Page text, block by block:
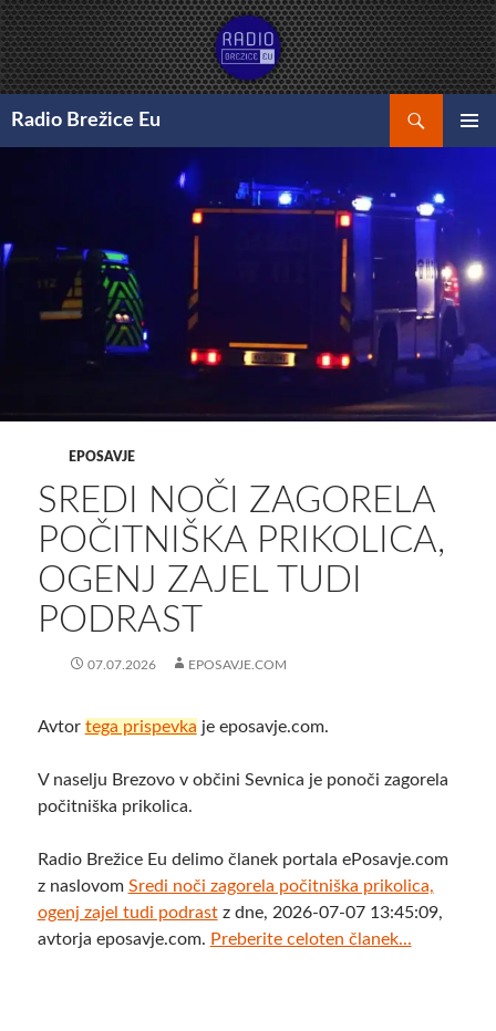
Preskoči
na
vsebino
Radio Brežice Eu
EPOSAVJE
SREDI NOČI ZAGORELA
POČITNIŠKA PRIKOLICA,
OGENJ ZAJEL TUDI
PODRAST
07.07.2026 EPOSAVJE.COM
Avtor tega prispevka je eposavje.com.
V naselju Brezovo v občini Sevnica je ponoči zagorela
počitniška prikolica.
Radio Brežice Eu delimo članek portala ePosavje.com
z naslovom Sredi noči zagorela počitniška prikolica,
ogenj zajel tudi podrastz dne, 2026-07-07 13:45:09,
avtorja eposavje.com. Preberite celoten članek...